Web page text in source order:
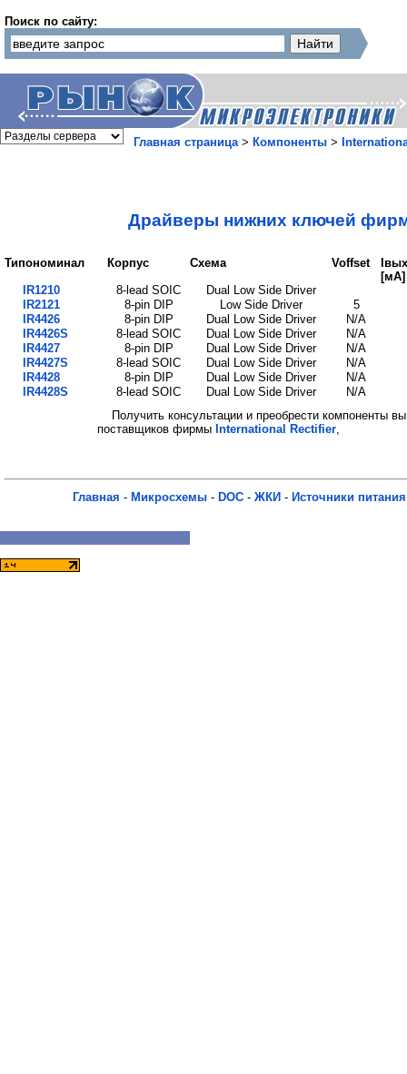
Поиск по сайту:
Главная страница> Компоненты >
Драйверы нижних ключей
Типономинал Корпус Схема Voffset
[мА]
IR1210
8-lead SOIC
Dual Low Side Driver
IR2121
8-pin DIP Low Side Driver
5
IR4426
8-pin DIP Dual Low Side Driver
N/A
IR4426S
8-lead SOIC Dual Low Side Driver
N/A
IR4427
8-pin DIP Dual Low Side Driver
N/A
IR4427S
8-lead SOIC Dual Low Side Driver
N/A
IR4428
8-pin DIP Dual Low Side Driver
N/A
IR4428S
8-lead SOIC Dual Low Side Driver
N/A
Получить консультации и преобрести компоненты
поставщиков фирмы International Rectifier,
Главная - Микросхемы - DOC - ЖКИ - Источники питания